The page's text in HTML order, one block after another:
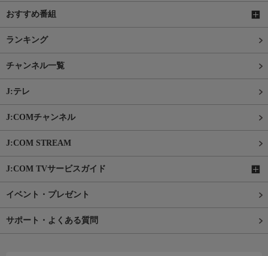
おすすめ番組
ランキング
チャンネル一覧
J:テレ
J:COMチャンネル
J:COM STREAM
J:COM TVサービスガイド
イベント・プレゼント
サポート・よくある質問